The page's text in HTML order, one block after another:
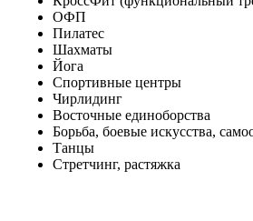
ОФП
Пилатес
Шахматы
Йога
Спортивные центры
Чирлидинг
Восточные единоборства
Борьба, боевые искусства,
Танцы
Стретчинг, растяжка